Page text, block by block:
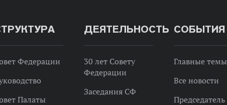
Федерации
Палаты
ДЕЯТЕЛЬНОСТЬ
30 лет Совету
Федерации
Заседания СФ
СОБЫТИЯ
Главные темы
Все новости
Председатель